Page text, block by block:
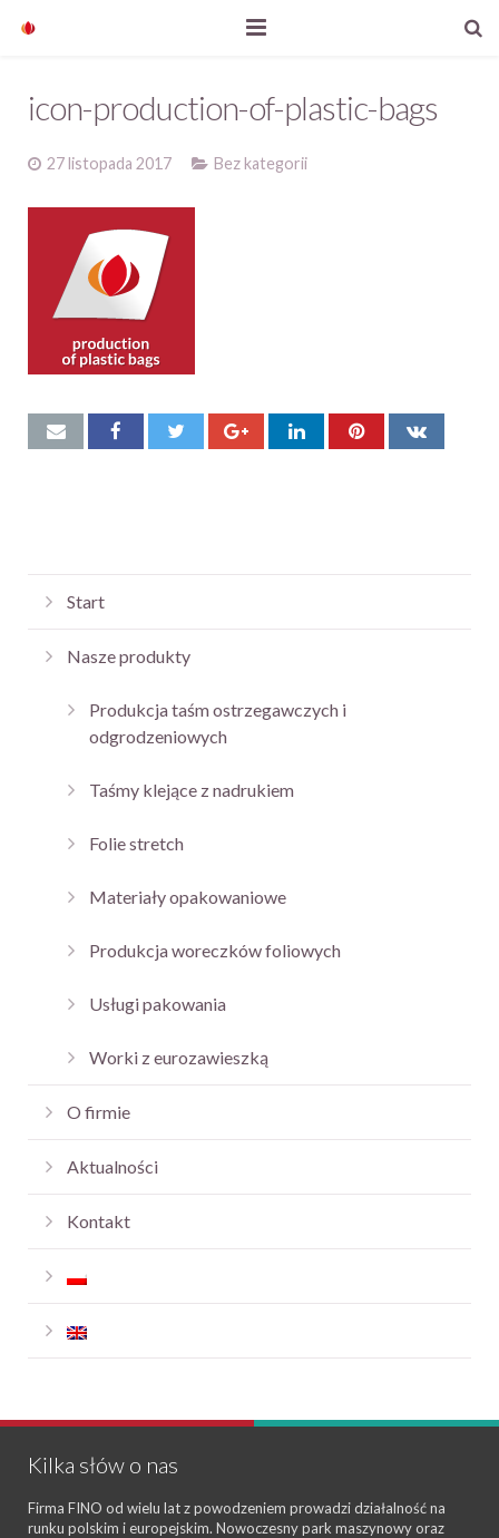
Nasze produkty
Aktualności
Kontakt
icon-production-of-plastic-bags
27 listopada 2017 Bez kategorii
Start
Nasze produkty
Produkcja taśm ostrzegawczych i
odgrodzeniowych
Taśmy klejące z nadrukiem
Folie stretch
Materiały opakowaniowe
Produkcja woreczków foliowych
Usługi pakowania
Worki z eurozawieszką
O firmie
Aktualności
Kontakt
Kilka słów o nas
Firma FINO od wielu lat z powodzeniem prowadzi działalność na
runku polskim i europejskim. Nowoczesny park maszynowy oraz